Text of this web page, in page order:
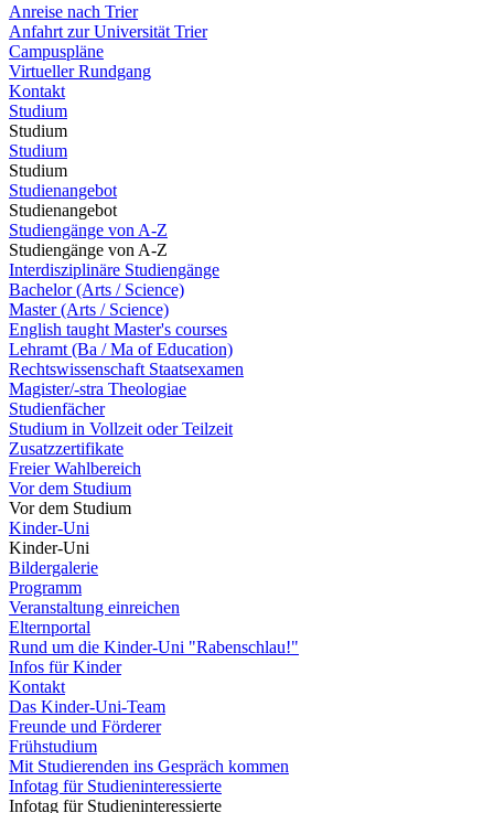
Anreise nach Trier
Anfahrt zur Universität Trier
Campuspläne
Virtueller Rundgang
Kontakt
Studium
Studium
Studium
Studium
Studienangebot
Studienangebot
Studiengänge von A-Z
Studiengänge von A-Z
Interdisziplinäre Studiengänge
Bachelor (Arts / Science)
Master (Arts / Science)
English taught Master's courses
Lehramt (Ba / Ma of Education)
Rechtswissenschaft Staatsexamen
Magister/-stra Theologiae
Studienfächer
Studium in Vollzeit oder Teilzeit
Zusatzzertifikate
Freier Wahlbereich
Vor dem Studium
Vor dem Studium
Kinder-Uni
Kinder-Uni
Bildergalerie
Programm
Veranstaltung einreichen
Elternportal
Rund um die Kinder-Uni "Rabenschlau!"
Infos für Kinder
Kontakt
Das Kinder-Uni-Team
Freunde und Förderer
Frühstudium
Mit Studierenden ins Gespräch kommen
Infotag für Studieninteressierte
Infotag für Studieninteressierte